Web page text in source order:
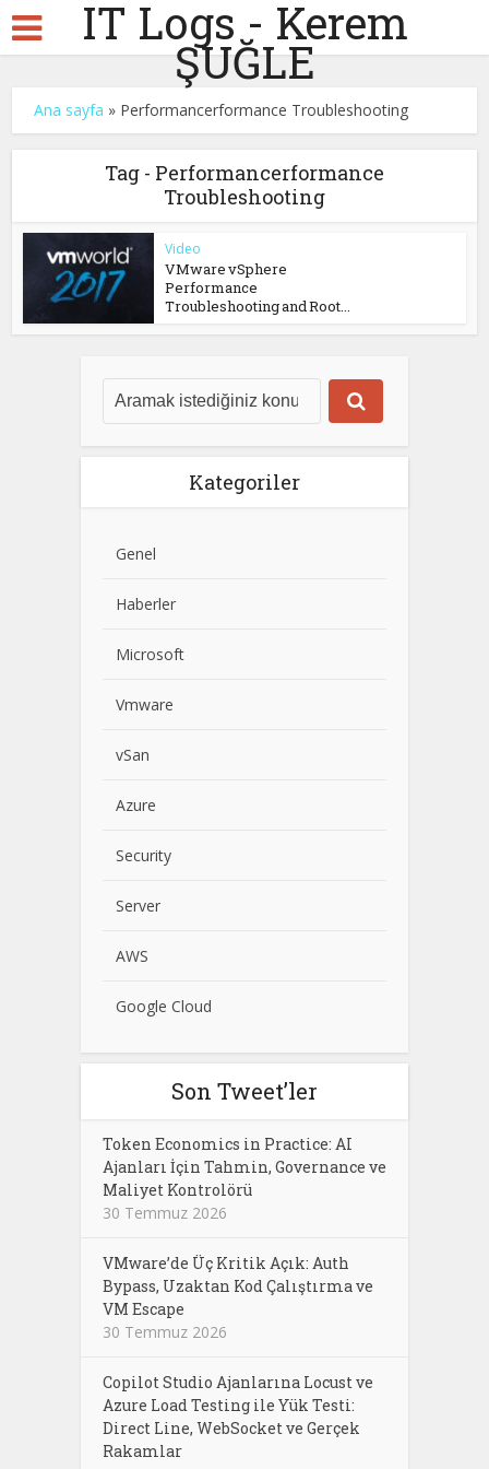
IT Logs - Kerem
ŞUĞLE
Ana sayfa » Performancerformance Troubleshooting
Tag - Performancerformance
Troubleshooting
Video
VMware vSphere
Performance
Troubleshooting and Root...
Kategoriler
Genel
Haberler
Microsoft
Vmware
vSan
Azure
Security
Server
AWS
Google Cloud
Son Tweet’ler
Token Economics in Practice: AI
Ajanları İçin Tahmin, Governance ve
Maliyet Kontrolörü
30 Temmuz 2026
VMware’de Üç Kritik Açık: Auth
Bypass, Uzaktan Kod Çalıştırma ve
VM Escape
30 Temmuz 2026
Copilot Studio Ajanlarına Locust ve
Azure Load Testing ile Yük Testi:
Direct Line, WebSocket ve Gerçek
Rakamlar